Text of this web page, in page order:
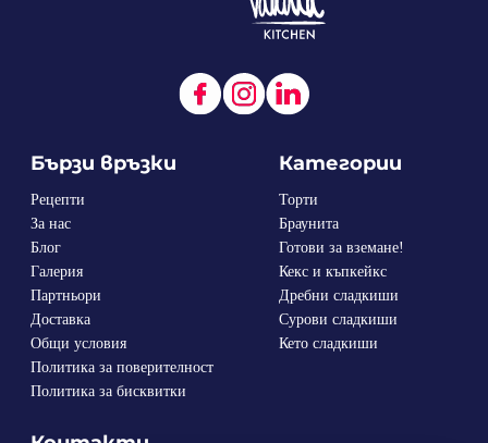
Бързи връзки
Рецепти
За нас
Блог
Галерия
Партньори
Доставка
Общи условия
Политика за поверителност
Политика за бисквитки
Категории
Торти
Браунита
Готови за вземане!
Кекс и къпкейкс
Дребни сладкиши
Сурови сладкиши
Кето сладкиши